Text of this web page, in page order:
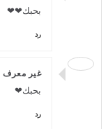
بحبك❤❤
رد
غير معرف
بحبك❤
رد